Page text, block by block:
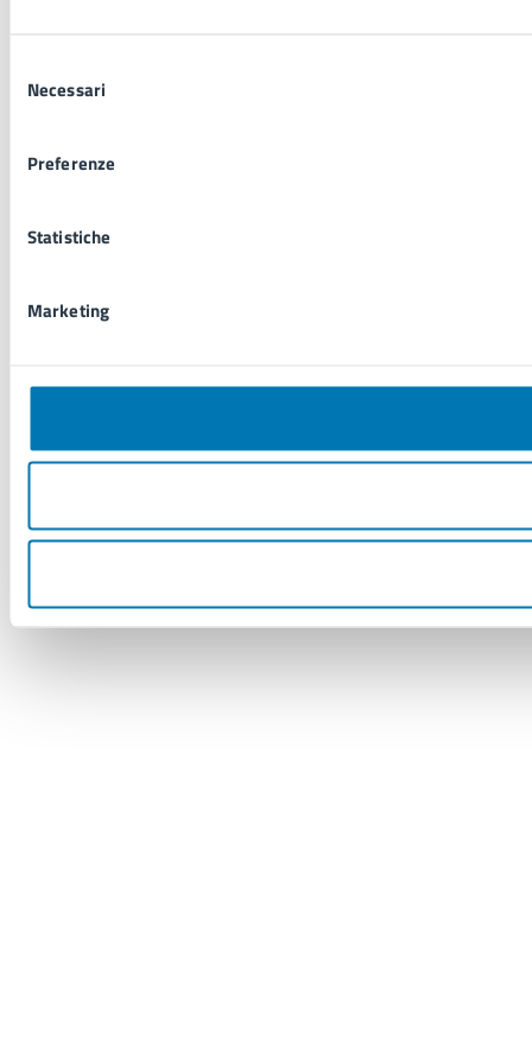
delNecessari
Preferenze
Statistiche
Marketing